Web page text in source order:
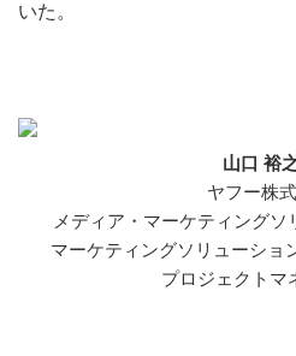
いた。
山口 裕
ヤフー株
メディア・マーケティング
マーケティングソリューショ
プロジェクトマ